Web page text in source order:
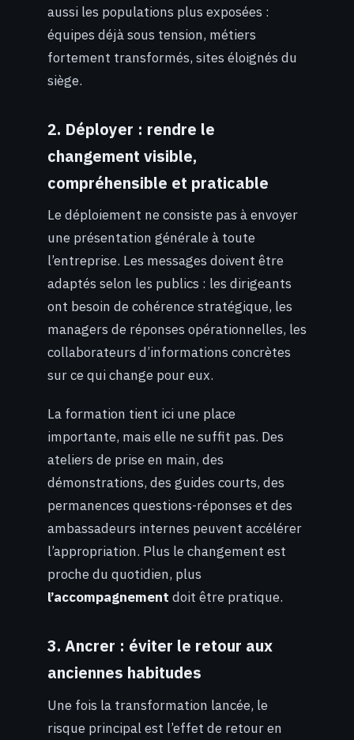
aussi les populations plus exposées :
équipes déjà sous tension, métiers
fortement transformés, sites éloignés du
siège.
2. Déployer : rendre le
changement visible,
compréhensible et praticable
Le déploiement ne consiste pas à envoyer
une présentation générale à toute
l’entreprise. Les messages doivent être
adaptés selon les publics : les dirigeants
ont besoin de cohérence stratégique, les
managers de réponses opérationnelles, les
collaborateurs d’informations concrètes
sur ce qui change pour eux.
La formation tient ici une place
importante, mais elle ne suffit pas. Des
ateliers de prise en main, des
démonstrations, des guides courts, des
permanences questions-réponses et des
ambassadeurs internes peuvent accélérer
l’appropriation. Plus le changement est
proche du quotidien, plus
l’accompagnement doit être pratique.
3. Ancrer : éviter le retour aux
anciennes habitudes
Une fois la transformation lancée, le
risque principal est l’effet de retour en